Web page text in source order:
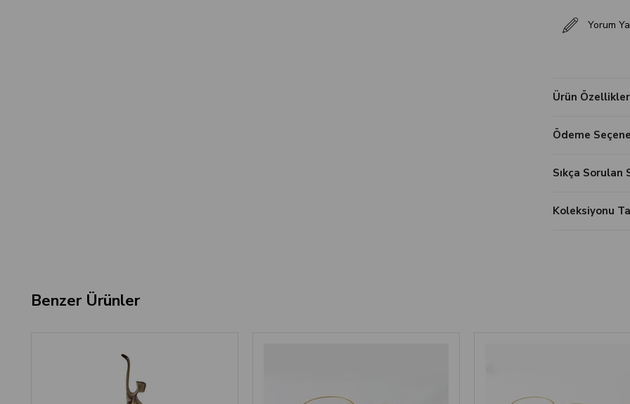
Yorum
Ürün
Ödeme
Sıkça Sorulan
Koleksiyonu
Benzer Ürünler